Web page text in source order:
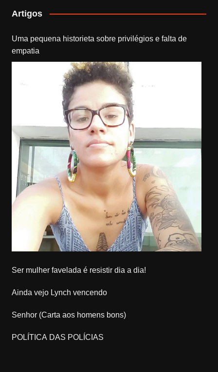
Artigos
Uma pequena historieta sobre privilégios e falta de
empatia
Ser mulher favelada é resistir dia a dia!
Ainda vejo Lynch vencendo
Senhor (Carta aos homens bons)
POLÍTICA DAS POLÍCIAS